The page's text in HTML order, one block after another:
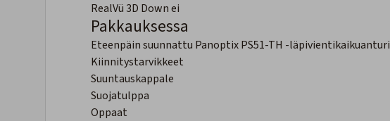
RealVü 3D Down ei
Pakkauksessa
Eteenpäin suunnattu Panoptix PS51-TH -läpivientikaikuanturi
Kiinnitystarvikkeet
Suuntauskappale
Suojatulppa
Oppaat